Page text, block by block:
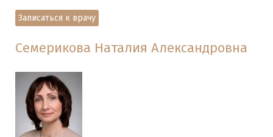
Записаться к врачу
Семерикова Наталия Александровна